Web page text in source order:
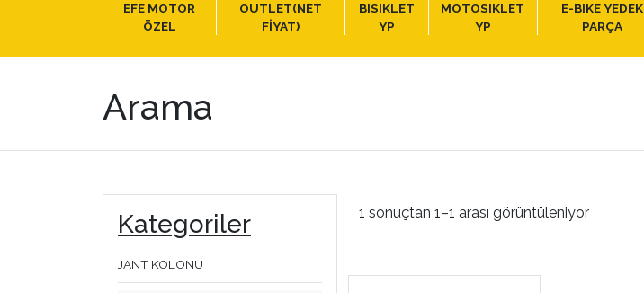
EFE MOTOR
ÖZEL
OUTLET(NET
FİYAT)
BISIKLET
YP
MOTOSIKLET
YP
E-BIKE YEDEK
PARÇA
Arama
Kategoriler
JANT KOLONU
1 sonuçtan 1–1 arası görüntüleniyor